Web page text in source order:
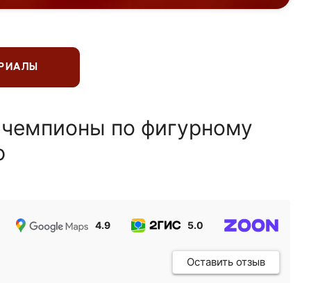
по фигурному
4.9 5.0
Оставить отзыв